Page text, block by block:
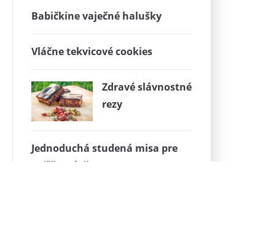
Babičkine vaječné halušky
Vláčne tekvicové cookies
Zdravé slávnostné
rezy
Jednoduchá studená misa pre
väčšiu návštevu. V